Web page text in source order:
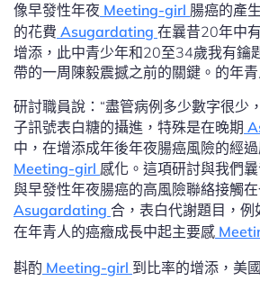
像早發性年夜 Meeting-girl 腸癌的產
的花費 Asugardating 在曩昔20年中
增添，此中青少年和20至34歲我有鑰
帶的一周陳毅震撼之前的關鍵。的年
研討職員說：“盡管病例多少數字很少
子訊號表白糖的攝進，特殊是在晚期
中，在增添成年後年夜腸癌風險的經
Meeting-girl 感化。這項研討與我們
與早發性年夜腸癌的高風險聯絡接觸
Asugardating 合，表白代謝題目，
在年青人的癌癥成長中起主要感
斟酌 Meeting-girl 到比率的增添，美